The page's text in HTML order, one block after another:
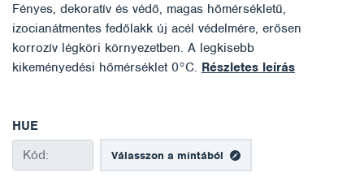
Fényes, dekoratív és védő, magas hőmérsékletű,
izocianátmentes fedőlakk új acél védelmére, erősen
korrozív légköri környezetben. A legkisebb
kikeményedési hőmérséklet 0°C. Részletes leírás
HUE
Válasszon a mintából